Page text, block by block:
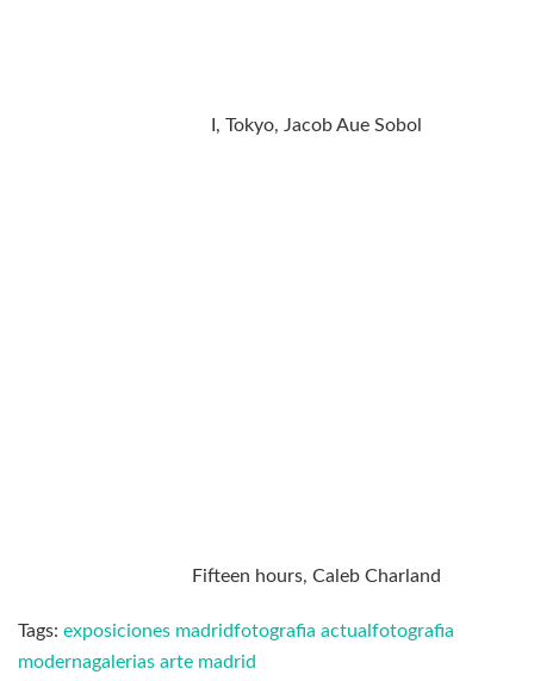
I, Tokyo, Jacob Aue Sobol
Fifteen hours, Caleb Charland
Tags: exposiciones madridfotografia actual fotografia
modernagalerias arte madrid